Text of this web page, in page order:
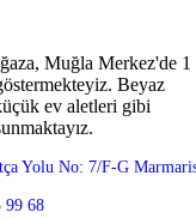
Muğla Merkez'de 1
Beyaz
ev aletleri gibi
Yolu No: 7/F-G
99 68